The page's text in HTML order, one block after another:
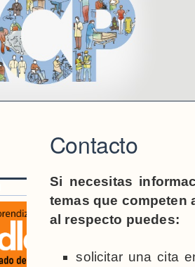
Contacto
Si necesitas
temas que competen
al respecto puedes:
solicitar una cita